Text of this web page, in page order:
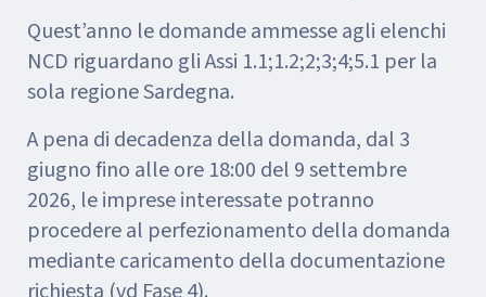
Quest’anno le domande ammesse agli elenchi
NCD riguardano gli Assi 1.1;1.2;2;3;4;5.1 per la
sola regione Sardegna.
A pena di decadenza della domanda, dal 3
giugno fino alle ore 18:00 del 9 settembre
2026, le imprese interessate potranno
procedere al perfezionamento della domanda
mediante caricamento della documentazione